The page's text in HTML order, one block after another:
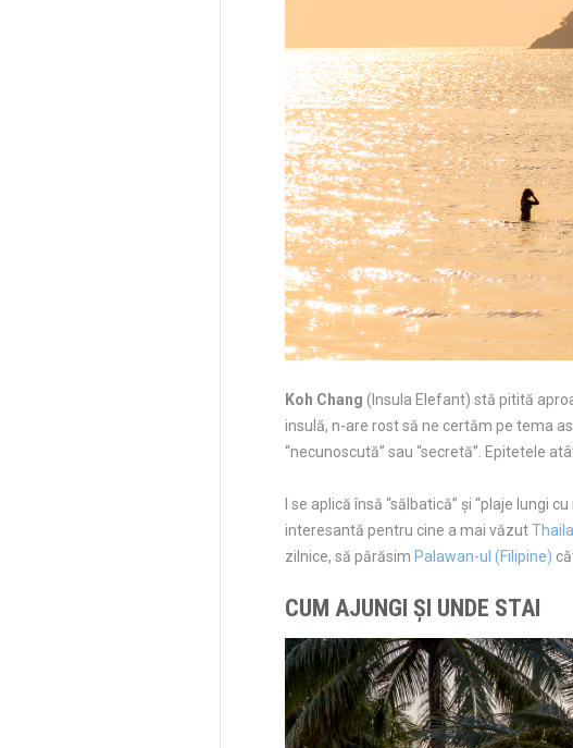
Koh Chang (Insula Elefant) stă pitită
insulă, n-are rost să ne certăm pe tema
“necunoscută” sau “secretă”. Epitetele
I se aplică însă “sălbatică” și “plaje lungi
interesantă pentru cine a mai văzut
zilnice, să părăsim Palawan-ul (Filipine)
CUM AJUNGI ȘI UNDE STAI